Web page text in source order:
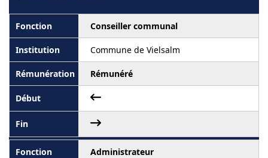
Conseiller communal
Commune de Vielsalm
Rémunéré
Administrateur